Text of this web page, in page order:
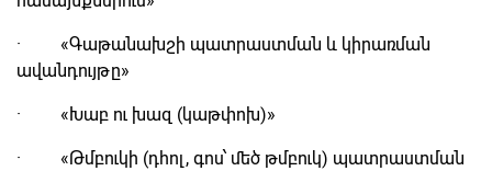
· «Գաթանախշի պատրաստման և կիրառման
ավանդույթը»
· «Խաբ ու խազ (կաթփոխ)»
· «Թմբուկի (դհոլ, գոս՝ մեծ թմբուկ) պատրաստման